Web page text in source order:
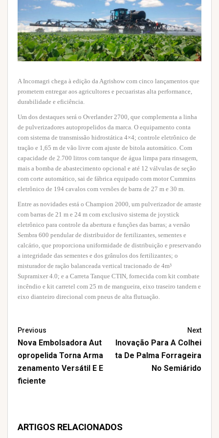
A Incomagri chega à edição da Agrishow com cinco lançamentos que
prometem entregar aos agricultores e pecuaristas alta performance,
durabilidade e eficiência.
Um dos destaques será o Overlander 2700, que complementa a linha
de pulverizadores autopropelidos da marca. O equipamento conta
com sistema de transmissão hidrostática 4×4; controle eletrônico de
tração e 1,65 m de vão livre com ajuste de bitola automático. Com
capacidade de 2.700 litros com tanque de água limpa para rinsagem,
mais a bomba de abastecimento opcional e até 12 válvulas de seção
com corte automático, sai de fábrica equipado com motor Cummins
eletrônico de 194 cavalos com versões de barra de 27 m e 30 m.
Entre as novidades está o Champion 2000, um pulverizador de arraste
com barras de 21 m e 24 m com exclusivo sistema de joystick
eletrônico para controle da abertura e funções das barras; a versão
Sembra 600 pendular de distribuidor de fertilizantes, sementes e
calcário, que proporciona uniformidade de distribuição e preservando
a integridade das sementes e dos grânulos dos fertilizantes; o
misturador de ração balanceada vertical tracionado de 4m³
Supramixer 4.0; e a Carreta Tanque CTIN, fornecida com kit combate
incêndio e kit carretel com 25 m de mangueira, eixo traseiro tandem e
eixo dianteiro direcional com pneus de alta flutuação.
Previous
Nova Embolsadora Aut
Opropelida Torna Arma
Zenamento Versátil E E
Ficiente
Next
Inovação Para A Colhei
Ta De Palma Forrageira
No Semiárido
ARTIGOS RELACIONADOS